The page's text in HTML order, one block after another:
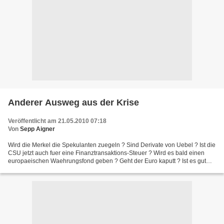
Anderer Ausweg aus der Krise
Veröffentlicht am 21.05.2010 07:18
Von Sepp Aigner
Wird die Merkel die Spekulanten zuegeln ? Sind Derivate von Uebel ? Ist die
CSU jetzt auch fuer eine Finanztransaktions-Steuer ? Wird es bald einen
europaeischen Waehrungsfond geben ? Geht der Euro kaputt ? Ist es gut